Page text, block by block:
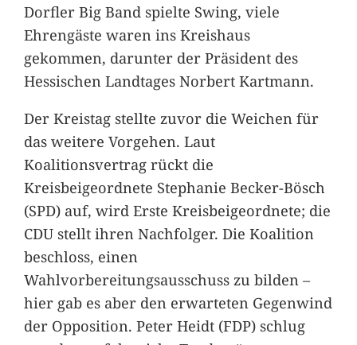
Dorfler Big Band spielte Swing, viele
Ehrengäste waren ins Kreishaus
gekommen, darunter der Präsident des
Hessischen Landtages Norbert Kartmann.
Der Kreistag stellte zuvor die Weichen für
das weitere Vorgehen. Laut
Koalitionsvertrag rückt die
Kreisbeigeordnete Stephanie Becker-Bösch
(SPD) auf, wird Erste Kreisbeigeordnete; die
CDU stellt ihren Nachfolger. Die Koalition
beschloss, einen
Wahlvorbereitungsausschuss zu bilden –
hier gab es aber den erwarteten Gegenwind
der Opposition. Peter Heidt (FDP) schlug